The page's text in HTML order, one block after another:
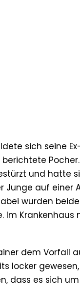
sich seine
und hatte
Junge auf einer
wurden
Im
dem Vorfall
locker
dass es sich